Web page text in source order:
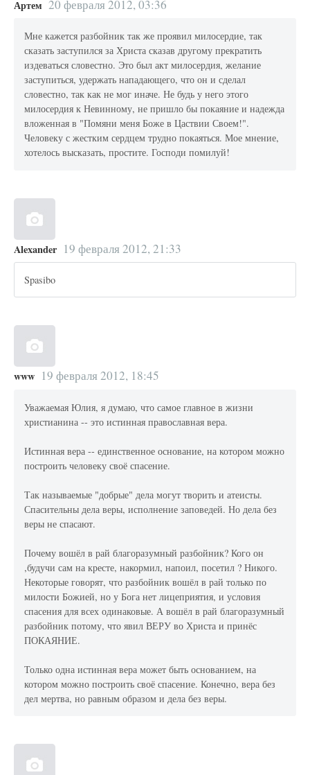
Артем 20 февраля 2012, 03:36
Мне кажется разбойник так же проявил милосердие, так
сказать заступился за Христа сказав другому прекратить
издеваться словестно. Это был акт милосердия, желание
заступиться, удержать нападающего, что он и сделал
словестно, так как не мог иначе. Не будь у него этого
милосердия к Невинному, не пришло бы покаяние и надежда
вложенная в "Помяни меня Боже в Цаствии Своем!".
Человеку с жестким сердцем трудно покаяться. Мое мнение,
хотелось высказать, простите. Господи помилуй!
Alexander 19 февраля 2012, 21:33
Spasibo
www 19 февраля 2012, 18:45
Уважаемая Юлия, я думаю, что самое главное в жизни
христианина -- это истинная православная вера.
Истинная вера -- единственное основание, на котором можно
построить человеку своё спасение.
Так называемые "добрые" дела могут творить и атеисты.
Спасительны дела веры, исполнение заповедей. Но дела без
веры не спасают.
Почему вошёл в рай благоразумный разбойник? Кого он
,будучи сам на кресте, накормил, напоил, посетил ? Никого.
Некоторые говорят, что разбойник вошёл в рай только по
милости Божией, но у Бога нет лицеприятия, и условия
спасения для всех одинаковые. А вошёл в рай благоразумный
разбойник потому, что явил ВЕРУ во Христа и принёс
ПОКАЯНИЕ.
Только одна истинная вера может быть основанием, на
котором можно построить своё спасение. Конечно, вера без
дел мертва, но равным образом и дела без веры.